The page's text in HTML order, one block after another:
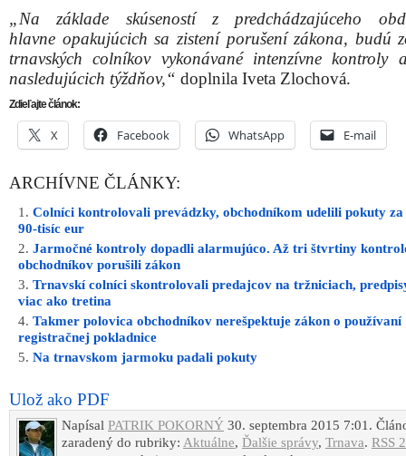
„Na základe skúseností z predchádzajúceho
hlavne opakujúcich sa zistení porušení zákona, budú
trnavských colníkov vykonávané intenzívne kontroly
nasledujúcich týždňov,“ doplnila Iveta Zlochová.
Zdieľajte článok:
X Facebook WhatsApp E-mail
ARCHÍVNE ČLÁNKY:
Colníci kontrolovali prevádzky, obchodníkom udelili pokuty
90-tisíc eur
Jarmočné kontroly dopadli alarmujúco. Až tri štvrtiny
obchodníkov porušili zákon
Trnavskí colníci skontrolovali predajcov na tržniciach,
viac ako tretina
Takmer polovica obchodníkov nerešpektuje zákon o používaní
registračnej pokladnice
Na trnavskom jarmoku padali pokuty
Ulož ako PDF
Napísal PATRIK POKORNÝ 30. septembra 2015 7:01.
zaradený do rubriky: Aktuálne, Ďalšie správy, Trnava. RSS